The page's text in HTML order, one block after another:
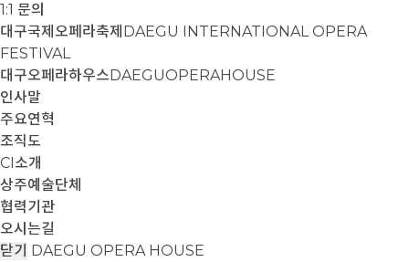
1:1 문의
대구국제오페라축제 DAEGU INTERNATIONAL OPERA
FESTIVAL
대구오페라하우스DAEGUOPERAHOUSE
인사말
주요연혁
조직도
CI소개
상주예술단체
협력기관
오시는길
닫기 DAEGU OPERA HOUSE